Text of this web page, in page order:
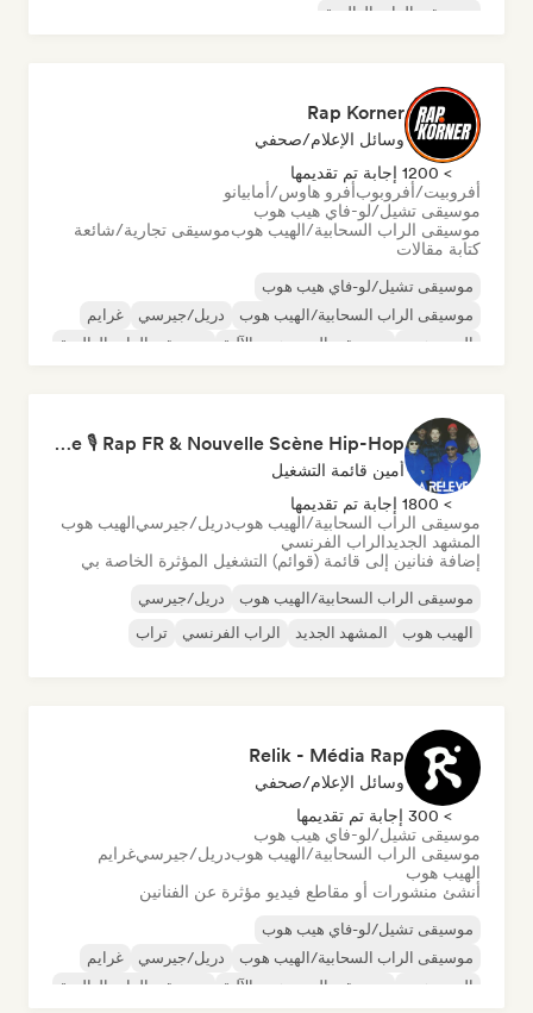
موسيقى الراب العالمية
Rap Korner
وسائل الإعلام/صحفي
> 1200 إجابة تم تقديمها
أفروبيت/أفروبوبأفرو هاوس/أمابيانو
موسيقى تشيل/لو-فاي هيب هوب
موسيقى الراب السحابية/الهيب هوبموسيقى تجارية/شائعة
كتابة مقالات
موسيقى تشيل/لو-فاي هيب هوب
موسيقى الراب السحابية/الهيب هوب
دريل/جيرسي
غرايم
الهيب هوب
موسيقى الهيب هوب الآلية
موسيقى الراب العالمية
La Relève 🎙️ Rap FR & Nouvelle Scène Hip-Hop
أمين قائمة التشغيل
> 1800 إجابة تم تقديمها
موسيقى الراب السحابية/الهيب هوبدريل/جيرسيالهيب هوب
المشهد الجديدالراب الفرنسي
إضافة فنانين إلى قائمة (قوائم) التشغيل المؤثرة الخاصة بي
موسيقى الراب السحابية/الهيب هوب
دريل/جيرسي
الهيب هوب
المشهد الجديد الراب الفرنسي تراب
Relik - Média Rap
وسائل الإعلام/صحفي
> 300 إجابة تم تقديمها
موسيقى تشيل/لو-فاي هيب هوب
موسيقى الراب السحابية/الهيب هوبدريل/جيرسيغرايم
الهيب هوب
أنشئ منشورات أو مقاطع فيديو مؤثرة عن الفنانين
موسيقى تشيل/لو-فاي هيب هوب
موسيقى الراب السحابية/الهيب هوب
دريل/جيرسي
غرايم
الهيب هوب
موسيقى الهيب هوب الآلية
موسيقى الراب العالمية